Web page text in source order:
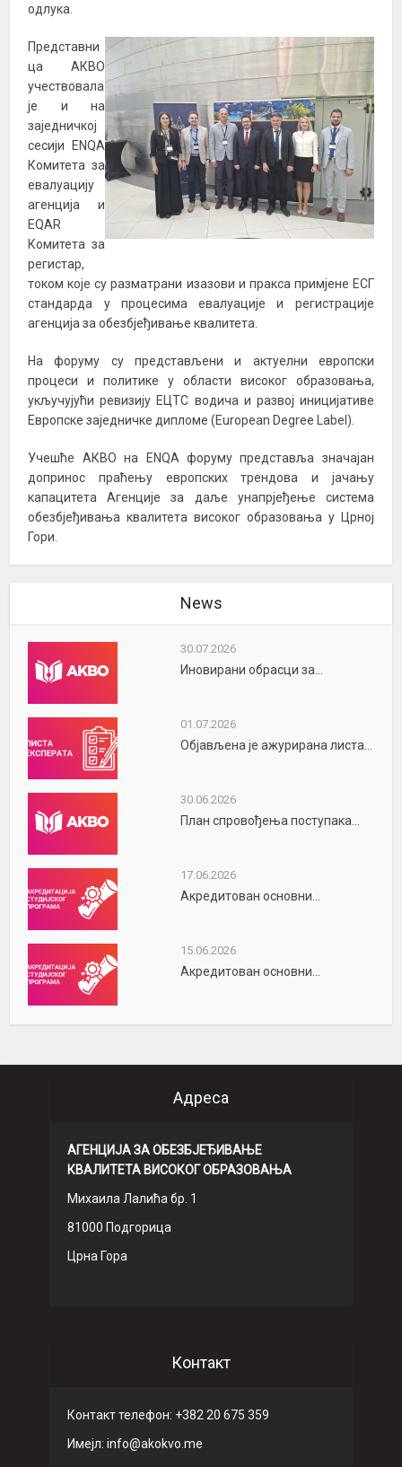
одлука.
Представни
ца АКВО
учествовала
је и на
заједничкој
сесији ЕNQA
Комитета за
евалуацију
агенција и
ЕQАR
Комитета за
регистар,
током које су разматрани изазови и пракса примјене ЕСГ
стандарда у процесима евалуације и регистрације
агенција за обезбјеђивање квалитета.
На форуму су представљени и актуелни европски
процеси и политике у области високог образовања,
укључујући ревизију ЕЦТС водича и развој иницијативе
Европске заједничке дипломе (European Degree Label).
Учешће АКВО на ЕNQA форуму представља значајан
допринос праћењу европских трендова и јачању
капацитета Агенције за даље унапрјеђење система
обезбјеђивања квалитета високог образовања у Црној
Гори.
News
30.07.2026
Иновирани обрасци за...
01.07.2026
Објављена је ажурирана листа...
30.06.2026
План спровођења поступака...
17.06.2026
Акредитован основни...
15.06.2026
Акредитован основни...
Адреса
АГЕНЦИЈА ЗА ОБЕЗБЈЕЂИВАЊЕ
КВАЛИТЕТА ВИСОКОГ ОБРАЗОВАЊА
Михаила Лалића бр. 1
81000 Подгорица
Црна Гора
Контакт
Контакт телефон: +382 20 675 359
Имeјл: info@akokvo.me